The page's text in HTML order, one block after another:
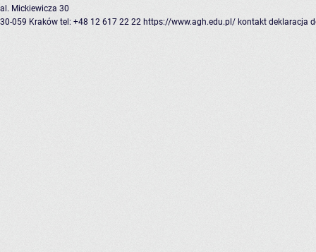
al. Mickiewicza 30
30-059 Kraków tel: +48 12 617 22 22 https://www.agh.edu.pl/ kontakt deklaracja